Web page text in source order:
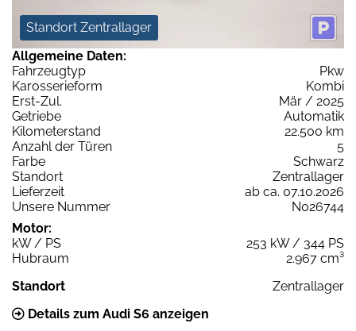
Standort Zentrallager
Allgemeine Daten:
Fahrzeugtyp
Pkw
Karosserieform
Kombi
Erst-Zul.
Mär / 2025
Getriebe
Automatik
Kilometerstand
22.500 km
Anzahl der Türen
5
Farbe
Schwarz
Standort
Zentrallager
Lieferzeit
ab ca. 07.10.2026
Unsere Nummer
N026744
Motor:
kW / PS
253 kW / 344 PS
Hubraum
2.967 cm³
Standort
Zentrallager
Details zum Audi S6 anzeigen